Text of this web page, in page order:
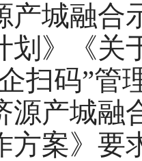
产城融合
划》《关
扫码”管
源产城融
方案》要